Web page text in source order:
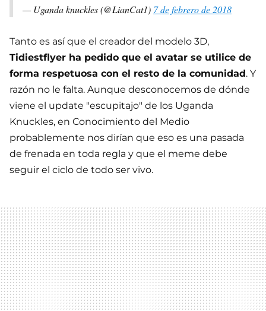
— Uganda knuckles (@LianCat1) 7 de febrero de 2018
Tanto es así que el creador del modelo 3D,
Tidiestflyer ha pedido que el avatar se utilice de
forma respetuosa con el resto de la comunidad. Y
razón no le falta. Aunque desconocemos de dónde
viene el update "escupitajo" de los Uganda
Knuckles, en Conocimiento del Medio
probablemente nos dirían que eso es una pasada
de frenada en toda regla y que el meme debe
seguir el ciclo de todo ser vivo.